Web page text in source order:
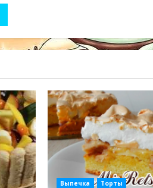
Выпечка Торты